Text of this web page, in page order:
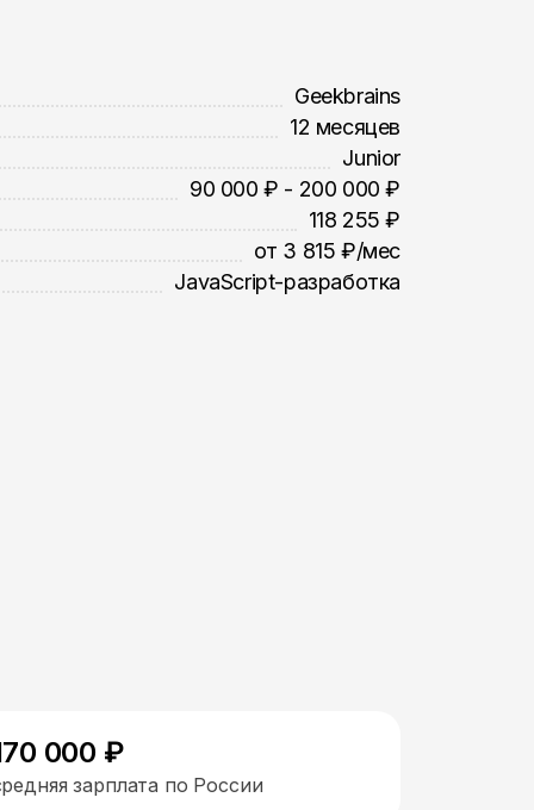
Geekbrains
12 месяцев
Junior
90 000 ₽ - 200 000 ₽
118 255 ₽
от 3 815 ₽/мес
JavaScript-разработка
000 ₽
зарплата по России